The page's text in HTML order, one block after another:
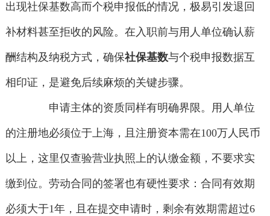
出现社保基数高而个税申报低的情况，极易引发退回
补材料甚至拒收的风险。在入职前与用人单位确认薪
酬结构及纳税方式，确保社保基数与个税申报数据互
相印证，是避免后续麻烦的关键步骤。
申请主体的资质同样有明确界限。用人单位
的注册地必须位于上海，且注册资本需在100万人民币
以上，这里仅查验营业执照上的认缴金额，不要求实
缴到位。劳动合同的签署也有硬性要求：合同有效期
必须大于1年，且在提交申请时，剩余有效期需超过6